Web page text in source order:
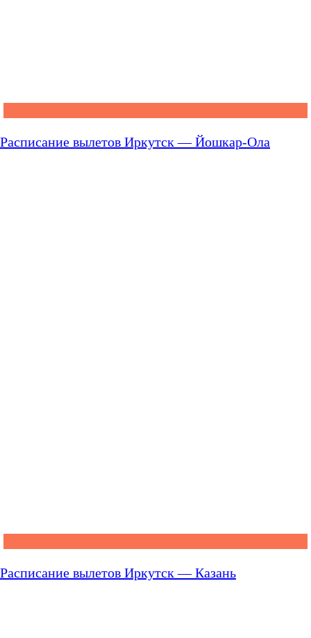
Расписание вылетов Иркутск — Йошкар-Ола
Расписание вылетов Иркутск — Казань